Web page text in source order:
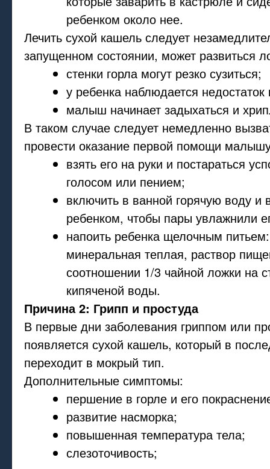
ребенком около нее.
Лечить сухой кашель следует
запущенном состоянии, может развиться
стенки горла могут резко сузиться;
у ребенка наблюдается
малыш начинает задыхаться и
В таком случае следует немедленно
провести оказание первой помощи
взять его на руки и постараться
голосом или пением;
включить в ванной горячую воду и
ребенком, чтобы пары увлажнили
напоить ребенка щелочным
минеральная теплая, раствор
соотношении 1/3 чайной ложки на
кипяченой воды.
Причина 2: Грипп и простуда
В первые дни заболевания гриппом или
появляется сухой кашель, который в
переходит в мокрый тип.
Дополнительные симптомы:
першение в горле и его
развитие насморка;
повышенная температура тела;
слезоточивость;